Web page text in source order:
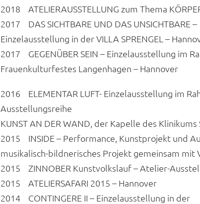
2018 ATELIERAUSSTELLUNG zum Thema
2017 DAS SICHTBARE UND DAS UNSICHTBARE –
Einzelausstellung in der VILLA SPRENGEL –
2017 GEGENÜBER SEIN – Einzelausstellung im
Frauenkulturfestes Langenhagen – Hannover
2016 ELEMENTAR LUFT- Einzelausstellung im
Ausstellungsreihe
KUNST AN DER WAND, der Kapelle des Klinikums
2015 INSIDE – Performance, Kunstprojekt und
musikalisch-bildnerisches Projekt gemeinsam mit
2015 ZINNOBER Kunstvolkslauf – Atelier-
2015 ATELIERSAFARI 2015 – Hannover
2014 CONTINGERE II – Einzelausstellung in der